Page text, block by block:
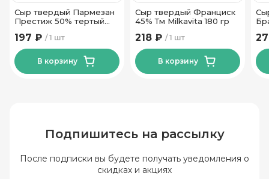
Сыр твердый Пармезан
Престиж 50% тертый
Дары
1 шт
197 ₽
В корзину
Сыр твердый Франциск
45% Тм Milkavita 180 гр
1 шт
218 ₽
В корзину
Подпишитесь на рассылку
После подписки вы будете получать уведомления о
скидках и акциях